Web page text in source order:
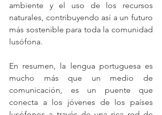
ambiente y el uso de los recursos
naturales, contribuyendo así a un futuro
más sostenible para toda la comunidad
lusófona.
En resumen, la lengua portuguesa es
mucho más que un medio de
comunicación, es un puente que
conecta a los jóvenes de los países